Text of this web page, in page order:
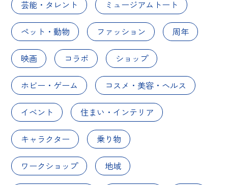
芸能・タレント ミュージアムトート
ペット・動物 ファッション 周年
映画 コラボ ショップ
ホビー・ゲーム コスメ・美容・ヘルス
イベント 住まい・インテリア
キャラクター 乗り物
ワークショップ 地域